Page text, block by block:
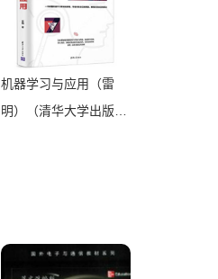
College Press 2008）
机器学习与应用（雷
明）（清华大学出版社